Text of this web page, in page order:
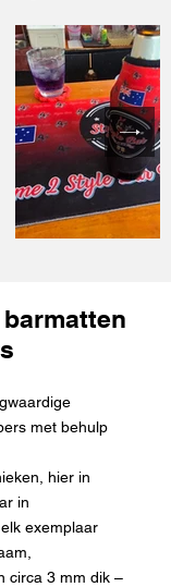
met behulp
hier in
in
exemplaar
circa 3 mm dik –